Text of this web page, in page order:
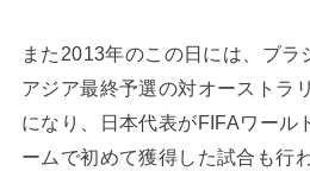
また2013年のこの日には、ブラ
アジア最終予選の対オーストラ
になり、日本代表がFIFAワール
ームで初めて獲得した試合も行